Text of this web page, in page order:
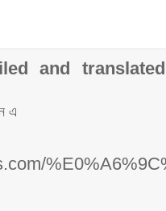
and
এ